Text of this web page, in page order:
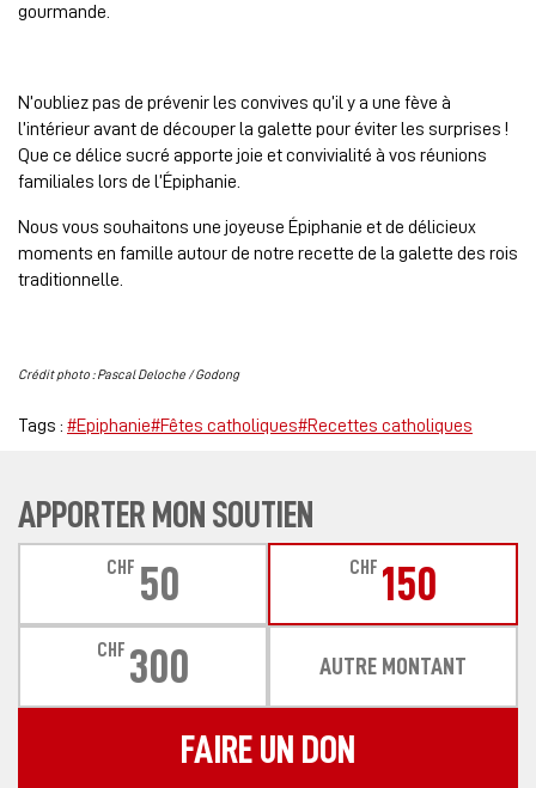
gourmande.
N’oubliez pas de prévenir les convives qu’il y a une fève à
l’intérieur avant de découper la galette pour éviter les surprises !
Que ce délice sucré apporte joie et convivialité à vos réunions
familiales lors de l’Épiphanie.
Nous vous souhaitons une joyeuse Épiphanie et de délicieux
moments en famille autour de notre recette de la galette des rois
traditionnelle.
Crédit photo : Pascal Deloche / Godong
Tags : #Epiphanie#Fêtes catholiques#Recettes catholiques
APPORTER MON SOUTIEN
CHF 50 CHF 150
CHF 300 AUTRE MONTANT
FAIRE UN DON